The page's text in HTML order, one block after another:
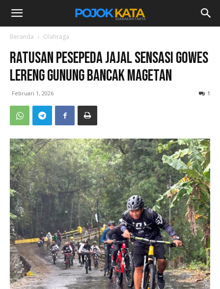
Beranda Olahraga
Ratusan Pesepeda Jajal Sensasi Gowes
Lereng Gunung Bancak Magetan
Februari 1, 2026 1